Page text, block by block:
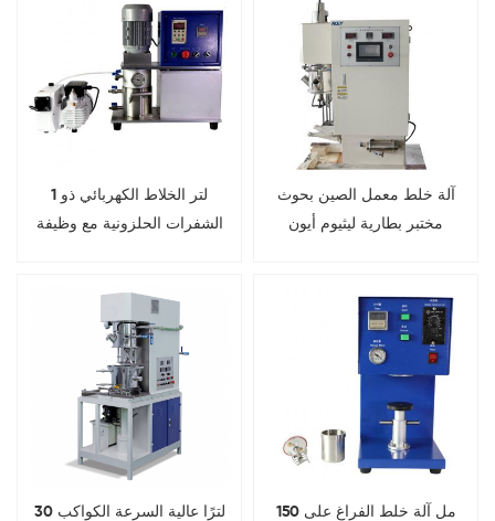
1 لتر الخلاط الكهربائي ذو
الشفرات الحلزونية مع وظيفة
آلة خلط معمل الصين بحوث
مختبر بطارية ليثيوم أيون
30 لترًا عالية السرعة الكواكب
150 مل آلة خلط الفراغ على